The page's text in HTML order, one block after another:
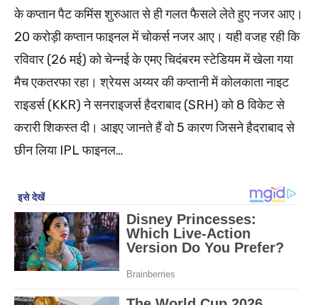
के कप्तान पैट कमिंस शुरुआत से ही गलत फैसले लेते हुए नजर आए।
20 करोड़ी कप्तान फाइनल में चोकर्स नजर आए। यही वजह रही कि
रविवार (26 मई) को चेन्नई के एमए चिदंबरम स्टेडियम में खेला गया
मैच एकतरफा रहा। श्रेयस अय्यर की कप्तानी में कोलकाता नाइट
राइडर्स (KKR) ने सनराइजर्स हैदराबाद (SRH) को 8 विकेट से
करारी शिकस्त दी। आइए जानते हैं वो 5 कारण जिसने हैदराबाद से
छीन लिया IPL फाइनल…